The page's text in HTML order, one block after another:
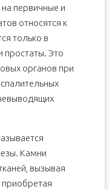
первичные и
относятся к
только в
простаты. Это
органов при
Камни
вызывая
приобретая